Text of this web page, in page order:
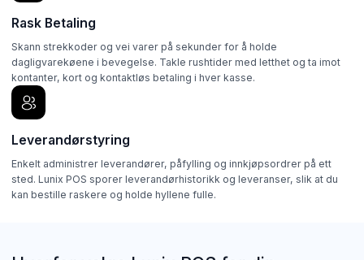
Rask Betaling
Skann strekkoder og vei varer på sekunder for å holde
dagligvarekøene i bevegelse. Takle rushtider med letthet og ta imot
kontanter, kort og kontaktløs betaling i hver kasse.
Leverandørstyring
Enkelt administrer leverandører, påfylling og innkjøpsordrer på ett
sted. Lunix POS sporer leverandørhistorikk og leveranser, slik at du
kan bestille raskere og holde hyllene fulle.